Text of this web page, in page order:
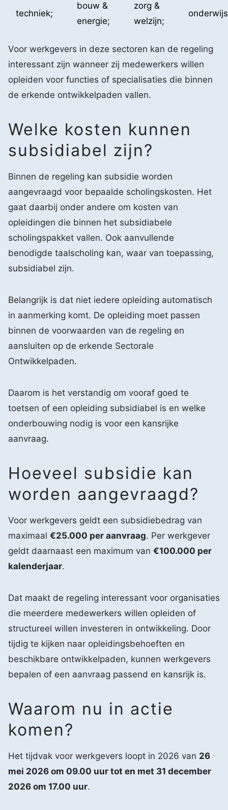
techniek;
bouw &
energie;
zorg &
welzijn;
Voor werkgevers in deze sectoren kan de regeling
interessant zijn wanneer zij medewerkers willen
opleiden voor functies of specialisaties die binnen
de erkende ontwikkelpaden vallen.
Welke kosten kunnen
subsidiabel zijn?
Binnen de regeling kan subsidie worden
aangevraagd voor bepaalde scholingskosten. Het
gaat daarbij onder andere om kosten van
opleidingen die binnen het subsidiabele
scholingspakket vallen. Ook aanvullende
benodigde taalscholing kan, waar van toepassing,
subsidiabel zijn.
Belangrijk is dat niet iedere opleiding automatisch
in aanmerking komt. De opleiding moet passen
binnen de voorwaarden van de regeling en
aansluiten op de erkende Sectorale
Ontwikkelpaden.
Daarom is het verstandig om vooraf goed te
toetsen of een opleiding subsidiabel is en welke
onderbouwing nodig is voor een kansrijke
aanvraag.
Hoeveel subsidie kan
worden aangevraagd?
Voor werkgevers geldt een subsidiebedrag van
maximaal €25.000 per aanvraag. Per werkgever
geldt daarnaast een maximum van €100.000 per
kalenderjaar.
Dat maakt de regeling interessant voor organisaties
die meerdere medewerkers willen opleiden of
structureel willen investeren in ontwikkeling. Door
tijdig te kijken naar opleidingsbehoeften en
beschikbare ontwikkelpaden, kunnen werkgevers
bepalen of een aanvraag passend en kansrijk is.
Waarom nu in actie
komen?
Het tijdvak voor werkgevers loopt in 2026 van 26
mei 2026 om 09.00 uur tot en met 31 december
2026 om 17.00 uur.